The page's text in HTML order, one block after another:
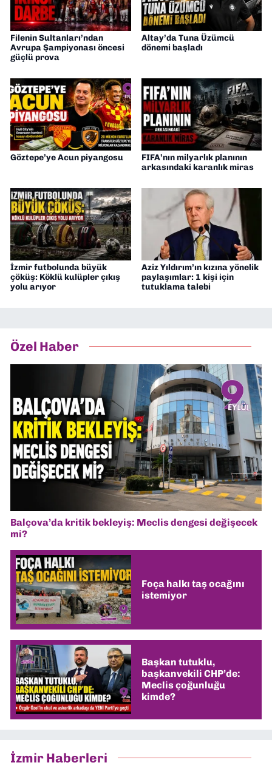
Filenin Sultanları’ndan
Avrupa Şampiyonası öncesi
güçlü prova
Altay’da Tuna Üzümcü
dönemi başladı
Göztepe’ye Acun piyangosu
FIFA’nın milyarlık planının
arkasındaki karanlık miras
İzmir futbolunda büyük
çöküş: Köklü kulüpler çıkış
yolu arıyor
Aziz Yıldırım’ın kızına yönelik
paylaşımlar: 1 kişi için
tutuklama talebi
Özel Haber
Balçova’da kritik bekleyiş: Meclis dengesi değişecek
mi?
Foça halkı taş ocağını
istemiyor
Başkan tutuklu,
başkanvekili CHP’de:
Meclis çoğunluğu
kimde?
İzmir Haberleri